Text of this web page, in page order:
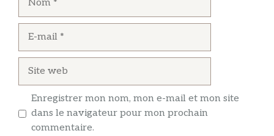
Enregistrer mon nom, mon e-mail et mon site
dans le navigateur pour mon prochain
commentaire.